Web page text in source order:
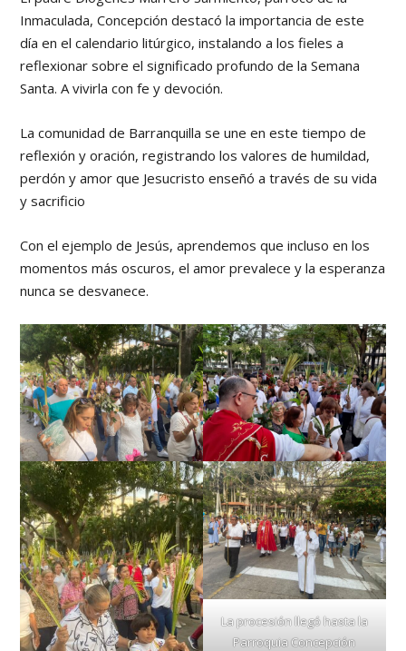
Inmaculada, Concepción destacó la importancia de este
día en el calendario litúrgico, instalando a los fieles a
reflexionar sobre el significado profundo de la Semana
Santa. A vivirla con fe y devoción.
La comunidad de Barranquilla se une en este tiempo de
reflexión y oración, registrando los valores de humildad,
perdón y amor que Jesucristo enseñó a través de su vida
y sacrificio
Con el ejemplo de Jesús, aprendemos que incluso en los
momentos más oscuros, el amor prevalece y la esperanza
nunca se desvanece.
La procesión llegó hasta la
Parroquia Concepción